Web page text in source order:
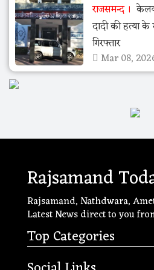
राजसमन्द
दादी की हत्या
गिरफ्तार
Mar 08,
Rajsamand
Rajsamand, Nathdwara,
Latest News direct to you
Top Categories